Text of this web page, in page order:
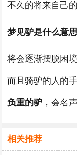
不久的将来自己
梦见驴是什么意思
将会逐渐摆脱困境
而且骑驴的人的
负重的驴 ，会名
相关推荐